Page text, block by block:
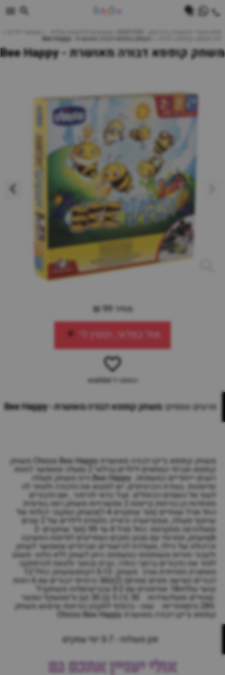
משחק קופסא דבורה מאושרת - Bee Happy
משחק קופסא דבורה מאושרת - Bee Happy
מחיר 99 ₪
אזל במלאי, תזמין לי
הוספה ל-wishlist
פרטים נוספים:משחק קופסא דבורה מאושרת - Bee Happy
משחק קופסא צ'יקו דבורה מאושרת Chicco Bee Happy משחק
קופסא חברתי המתאים לילדים בגילאי 2 ומעלה ומאפשר לחוות
רגעים ייחודיים כמשפחה. Bee Happy הינו משחק פעולה
ומיומנות. בעזרת הכרטיסים, יש למצוא את הדבורה ולעזור לה
לעוף אל השמים הכחולים. אבל כדאי להיזהר , אם הדבורים
מפחדות הן בורחות.קיימות 2 אפשרויות משחק:רמה בסיסית:
החל מגיל שנתיים (מס' שחקנים 1-4)משחק המקנה יכולות של
שיתוף פעולה, אסוציאציה וראייה חזותית לילדים של 2 שנים
6)משחק תחרותי עם מגוון חוקים המסייעים לפיתוח החשיבה
והיכולת של הילד, מעודדת לכישורים חברתיים ומאפשר לשחק
ולצבור חוויות משותפות כמשפחה.ניתן לשחק ללא הלוח. פשוט
לפזר את הדבורים ברחבי החדר, הבית ובחצר ולצאת להרפתקה
דבורים (שישה סוגים שונים) (x2)36 כרטיסי דבורים עם 6 רמות
קושי עולות18 אסימונים עם 0-2 עכבישיםלוח משחקגיל
:שנתיים ומעלהמידות : 30 (ר) 5 (ג) 30 (ע) ס"ממשקל המוצר
:285 גרםאחריות : שנה - בכפוף לתקנון הוראות שימוש משחק
קופסא צ'יקו דבורה מאושרת Chicco Bee Happy
זמן משלוח - 3-7 ימי עסקים
אולי יעניין אתכם גם